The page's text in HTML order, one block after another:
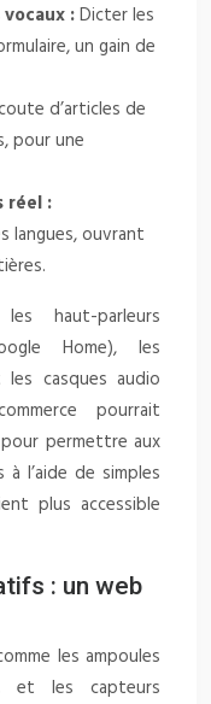
:Dicter les
un gain de
d’articles de
pour une
réel :
langues, ouvrant
haut-parleurs
Home), les
casques audio
pourrait
permettre aux
l’aide de simples
plus accessible
: un web
les ampoules
et les capteurs